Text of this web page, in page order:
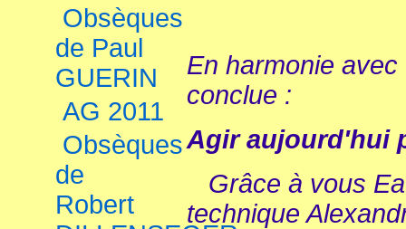
Obsèques
de Paul
GUERIN
AG 2011
Obsèques
de
Robert
En harmonie
conclue :
Agir aujourd'hui
Grâce à vous
technique